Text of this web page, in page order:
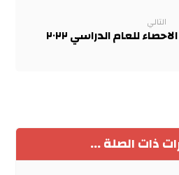
التالي
للعام الدراسي ٢٠٢٢
ذات الصلة ...